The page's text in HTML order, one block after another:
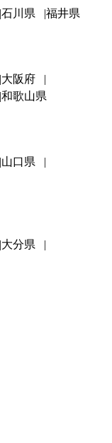
石川県 福井県
大阪府
和歌山県
山口県
大分県